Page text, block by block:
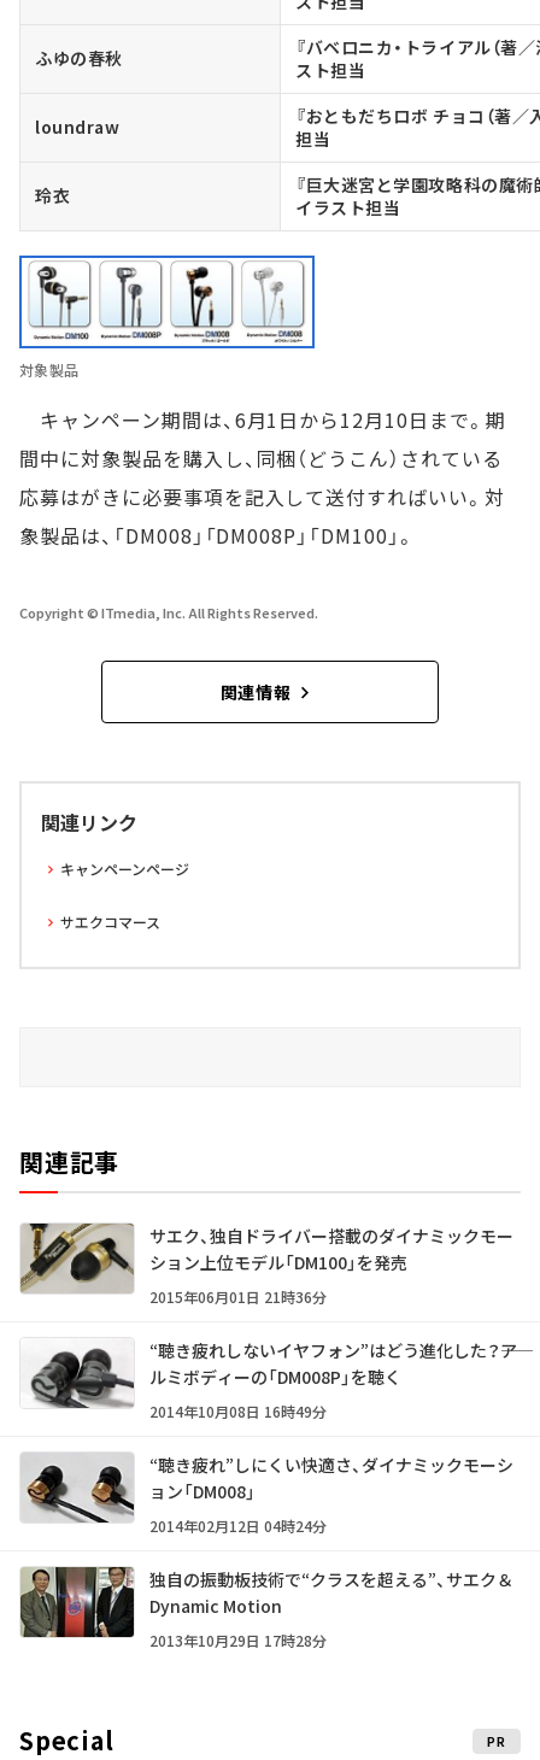
ふゆの春秋
『バベロニカ・トライアル（著
スト担当
loundraw
『おともだちロボ チョコ（著／
担当
玲衣
『巨大迷宮と学園攻略科の魔術
イラスト担当
対象製品
キャンペーン期間は、6月1日から12月10日まで。期
間中に対象製品を購入し、同梱（どうこん）されている
応募はがきに必要事項を記入して送付すればいい。対
象製品は、「DM008」「DM008P」「DM100」。
Copyright © ITmedia, Inc. All Rights Reserved.
関連情報
関連リンク
キャンペーンページ
サエクコマース
関連記事
サエク、独自ドライバー搭載のダイナミックモー
ション上位モデル「DM100」を発売
2015年06月01日 21時36分
“聴き疲れしないイヤフォン”はどう進化した？――ア
ルミボディーの「DM008P」を聴く
2014年10月08日 16時49分
“聴き疲れ”しにくい快適さ、ダイナミックモーシ
ョン「DM008」
2014年02月12日 04時24分
独自の振動板技術で“クラスを超える”、サエク＆
Dynamic Motion
2013年10月29日 17時28分
Special PR